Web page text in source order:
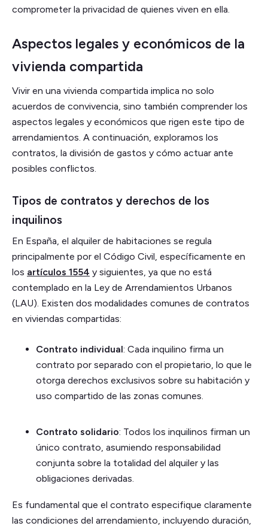
comprometer la privacidad de quienes viven en ella.
Aspectos legales y económicos de la
vivienda compartida
Vivir en una vivienda compartida implica no solo
acuerdos de convivencia, sino también comprender los
aspectos legales y económicos que rigen este tipo de
arrendamientos. A continuación, exploramos los
contratos, la división de gastos y cómo actuar ante
posibles conflictos.
Tipos de contratos y derechos de los
inquilinos
En España, el alquiler de habitaciones se regula
principalmente por el Código Civil, específicamente en
los artículos 1554 y siguientes, ya que no está
contemplado en la Ley de Arrendamientos Urbanos
(LAU). Existen dos modalidades comunes de contratos
en viviendas compartidas:
Contrato individual: Cada inquilino firma un
contrato por separado con el propietario, lo que le
otorga derechos exclusivos sobre su habitación y
uso compartido de las zonas comunes.
Contrato solidario: Todos los inquilinos firman un
único contrato, asumiendo responsabilidad
conjunta sobre la totalidad del alquiler y las
obligaciones derivadas.
Es fundamental que el contrato especifique claramente
las condiciones del arrendamiento, incluyendo duración,